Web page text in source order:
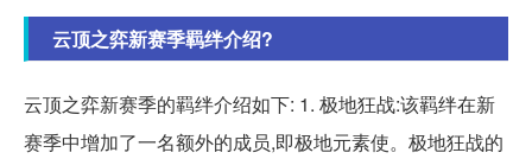
云顶之弈新赛季羁绊介绍?
云顶之弈新赛季的羁绊介绍如下: 1. 极地狂战:该羁绊在新
赛季中增加了一名额外的成员,即极地元素使。极地狂战的